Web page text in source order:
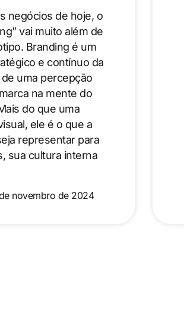
negócios de hoje, o
vai muito além de
Branding é um
e contínuo da
uma percepção
na mente do
do que uma
ele é o que a
representar para
sua cultura interna
novembro de 2024